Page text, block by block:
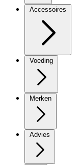
Accessoires
Voeding
Merken
Advies